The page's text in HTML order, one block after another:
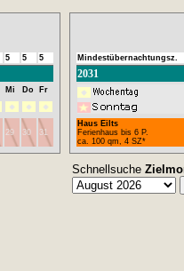
5 5 5
Mi Do Fr
29 30 31
Mindestübernachtungsz.
2031
Haus Eilts
Ferienhaus bis 6 P.
ca. 100 qm, 4 SZ*
Schnellsuche